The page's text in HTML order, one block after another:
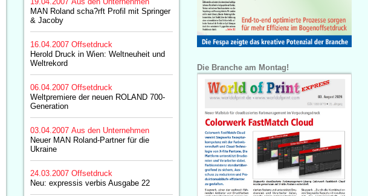
MAN Roland scha?rft Profil mit Springer
& Jacoby
16.04.2007 Offsetdruck
Herold Druck in Wien: Weltneuheit und
Weltrekord
06.04.2007 Offsetdruck
Weltpremiere der neuen ROLAND 700-
Generation
03.04.2007 Aus den Unternehmen
Neuer MAN Roland-Partner für die
Ukraine
24.03.2007 Offsetdruck
Neu: expressis verbis Ausgabe 22
Die Branche am Montag!